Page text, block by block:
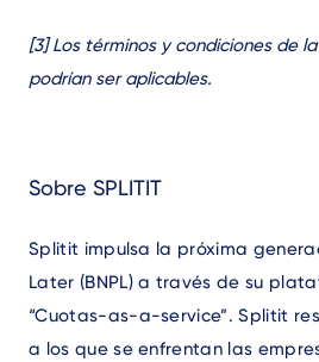
[3] Los términos y condiciones de
podrían ser aplicables.
Sobre SPLITIT
Splitit impulsa la próxima
Later (BNPL) a través de su
“Cuotas-as-a-service”. Splitit
a los que se enfrentan las